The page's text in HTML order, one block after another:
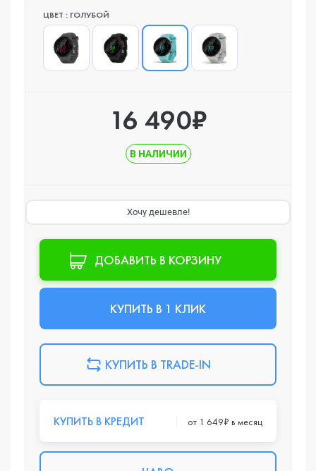
ЦВЕТ : ГОЛУБОЙ
16 490₽
В НАЛИЧИИ
Хочу дешевле!
ДОБАВИТЬ В КОРЗИНУ
КУПИТЬ В 1 КЛИК
КУПИТЬ В TRADE-IN
КУПИТЬ В КРЕДИТ от 1 649₽ в месяц